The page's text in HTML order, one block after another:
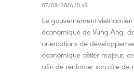
07/08/2026 10:45
Le gouvernement
économique de Vung Ang,
orientations de
économique côtier majeur,
afin de renforcer son rôle de